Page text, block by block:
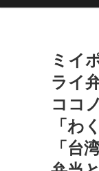
ミイ
ライ
ココ
「わ
「台